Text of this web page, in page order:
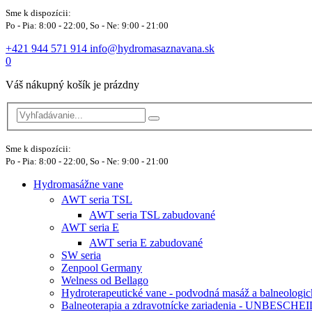
Sme k dispozícii:
Po - Pia: 8:00 - 22:00, So - Ne: 9:00 - 21:00
+421 944 571 914 info@hydromasaznavana.sk
0
Váš nákupný košík je prázdny
Sme k dispozícii:
Po - Pia: 8:00 - 22:00, So - Ne: 9:00 - 21:00
Hydromasážne vane
AWT seria TSL
AWT seria TSL zabudované
AWT seria E
AWT seria E zabudované
SW seria
Zenpool Germany
Welness od Bellago
Hydroterapeutické vane - podvodná masáž a
Balneoterapia a zdravotnícke zariadenia -